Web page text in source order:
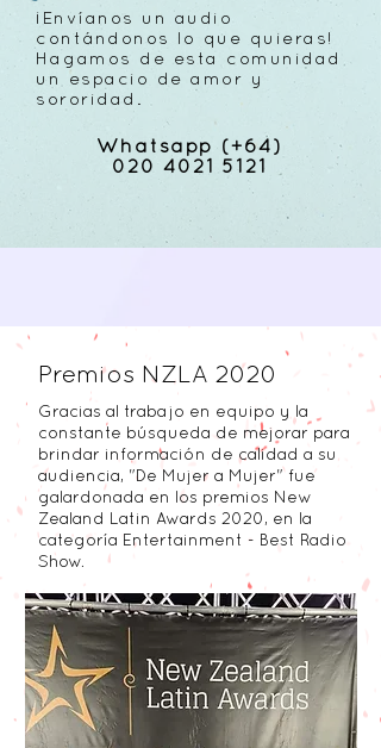
¡Envíanos un audio
contándonos lo que quieras!
Hagamos de esta comunidad
un espacio de amor y
sororidad.
Whatsapp (+64)
020 4021 5121
Premios NZLA 2020
Gracias al trabajo en equipo y la
constante búsqueda de mejorar para
brindar información de calidad a su
audiencia, "De Mujer a Mujer" fue
galardonada en los premios New
Zealand Latin Awards 2020, en la
categoría Entertainment - Best Radio
Show.